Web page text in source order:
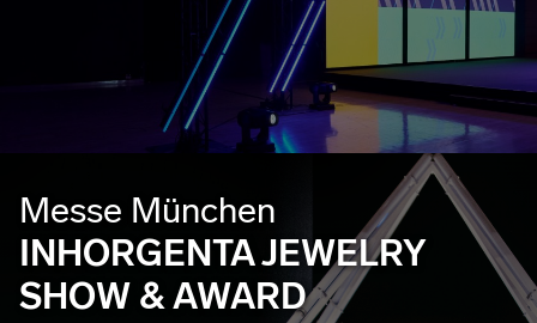
Messe München
INHORGENTA JEWELRY
SHOW & AWARD